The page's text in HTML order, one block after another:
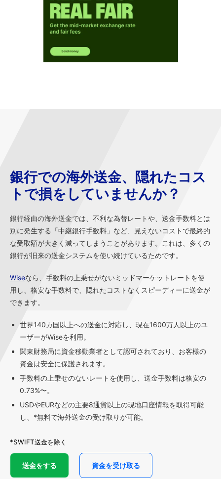
銀行での海外送金、隠れたコス
トで損をしていませんか？
銀行経由の海外送金では、不利な為替レートや、送金手数料とは
別に発生する「中継銀行手数料」など、見えないコストで最終的
な受取額が大きく減ってしまうことがあります。これは、多くの
銀行が旧来の送金システムを使い続けているためです。
Wiseなら、手数料の上乗せがないミッドマーケットレートを使
用し、格安な手数料で、隠れたコストなくスピーディーに送金が
できます。
世界140カ国以上への送金に対応し、現在1600万人以上のユ
ーザーがWiseを利用。
関東財務局に資金移動業者として認可されており、お客様の
資金は安全に保護されます。
手数料の上乗せのないレートを使用し、送金手数料は格安の
0.73%〜。
USDやEURなどの主要8通貨以上の現地口座情報を取得可能
し、*無料で海外送金の受け取りが可能。
*SWIFT送金を除く
送金をする 資金を受け取る